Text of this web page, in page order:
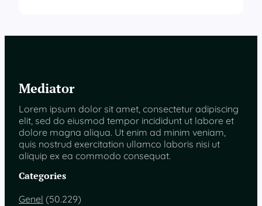
Mediator
Lorem ipsum dolor sit amet, consectetur adipiscing
elit, sed do eiusmod tempor incididunt ut labore et
dolore magna aliqua. Ut enim ad minim veniam,
quis nostrud exercitation ullamco laboris nisi ut
aliquip ex ea commodo consequat.
Categories
Genel (50.229)